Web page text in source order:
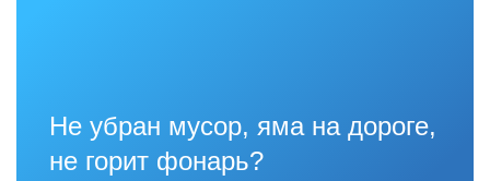
Не убран мусор, яма на дороге,
не горит фонарь?